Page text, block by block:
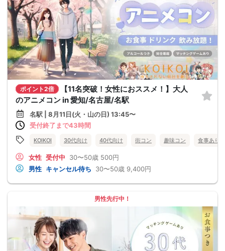
ポイント2倍
【11名突破！女性におススメ！】大人
のアニメコン in 愛知/名古屋/名駅
名駅 | 8月11日(火・山の日) 13:45〜
受付終了まで43時間
KOIKOI 30代向け 40代向け 街コン 趣味コン 食事あり
女性 受付中 30〜50歳 500円
男性 キャンセル待ち 30〜50歳 9,400円
男性先行中！